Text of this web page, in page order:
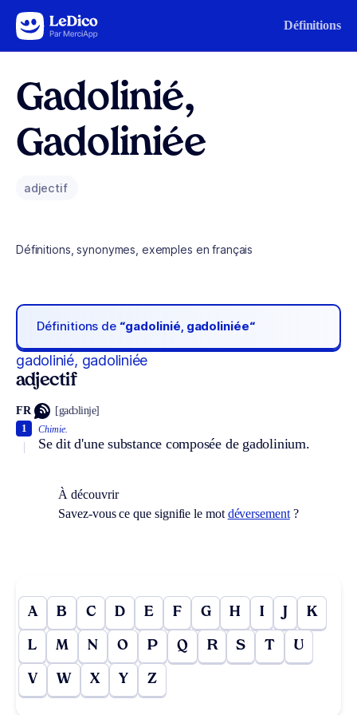
Aller au contenu Définitions
Gadolinié,
Gadoliniée
adjectif
Définitions, synonymes, exemples en français
Définitions de “gadolinié, gadoliniée“
gadolinié, gadoliniée
adjectif
FR [gadɔlinje]
Chimie.
Se dit d'une substance composée de gadolinium.
1
À découvrir
Savez-vous ce que signifie le mot déversement?
A B C D E F G H I J K
L M N O P Q R S T U
V W X Y Z